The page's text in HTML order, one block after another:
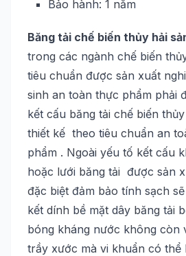
Bảo hành: 1 năm
Băng tải chế biến thủy hải
trong các ngành chế biến
tiêu chuẩn được sản xuất
sinh an toàn thực phẩm phải
kết cấu băng tải chế biến
thiết kế theo tiêu chuẩn an
phẩm . Ngoài yếu tố kết cấu
hoặc lưới băng tải được sản
đặc biệt đảm bảo tính sạch
kết dính bề mặt dây băng tải
bóng kháng nước không còn
trầy xước mà vi khuẩn có thể